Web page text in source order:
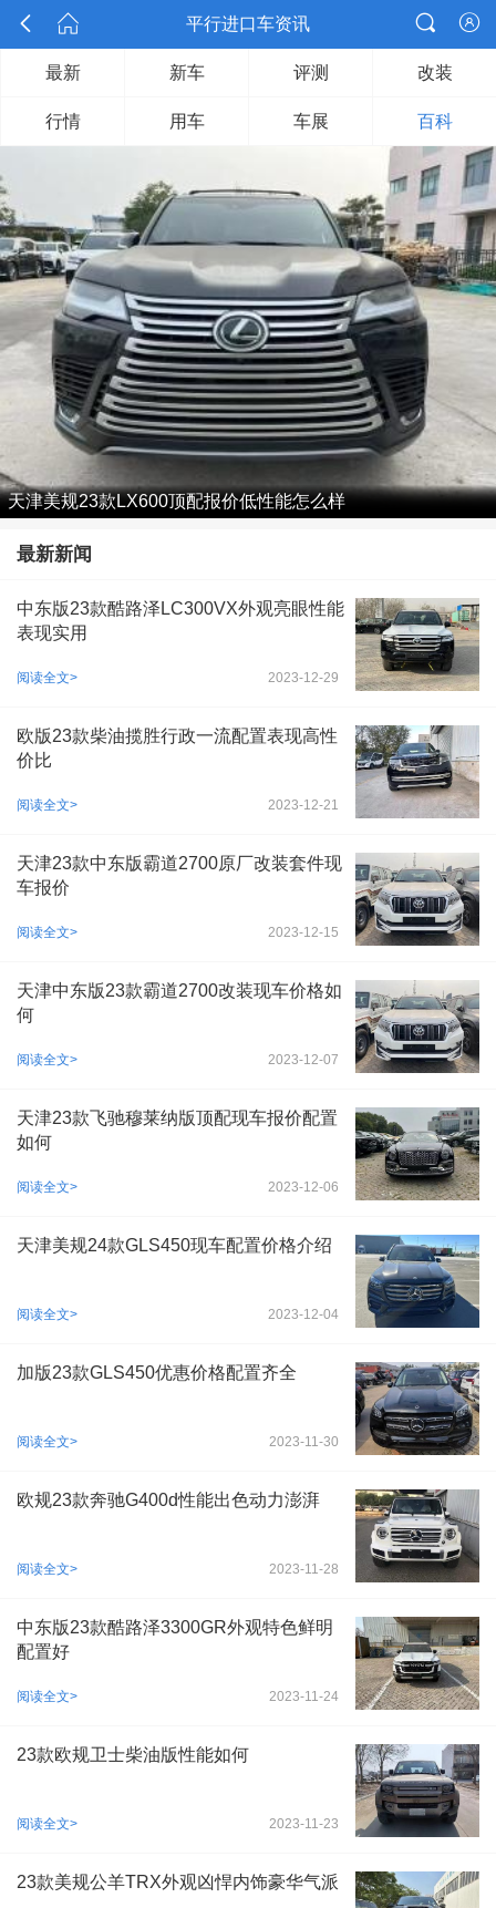
  平行进口车资讯 

最新 新车 评测 改装
行情 用车 车展 百科
天津美规23款LX600顶配报价低性能怎么样
最新新闻
中东版23款酷路泽LC300VX外观亮眼性能
表现实用
2023-12-29
阅读全文>
欧版23款柴油揽胜行政一流配置表现高性
价比
2023-12-21
阅读全文>
天津23款中东版霸道2700原厂改装套件现
车报价
2023-12-15
阅读全文>
天津中东版23款霸道2700改装现车价格如
何
2023-12-07
阅读全文>
天津23款飞驰穆莱纳版顶配现车报价配置
如何
2023-12-06
阅读全文>
天津美规24款GLS450现车配置价格介绍
2023-12-04
阅读全文>
加版23款GLS450优惠价格配置齐全
2023-11-30
阅读全文>
欧规23款奔驰G400d性能出色动力澎湃
2023-11-28
阅读全文>
中东版23款酷路泽3300GR外观特色鲜明
配置好
2023-11-24
阅读全文>
23款欧规卫士柴油版性能如何
2023-11-23
阅读全文>
23款美规公羊TRX外观凶悍内饰豪华气派